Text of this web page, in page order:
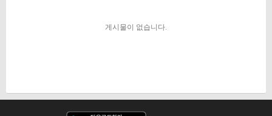
게시물이 없습니다.